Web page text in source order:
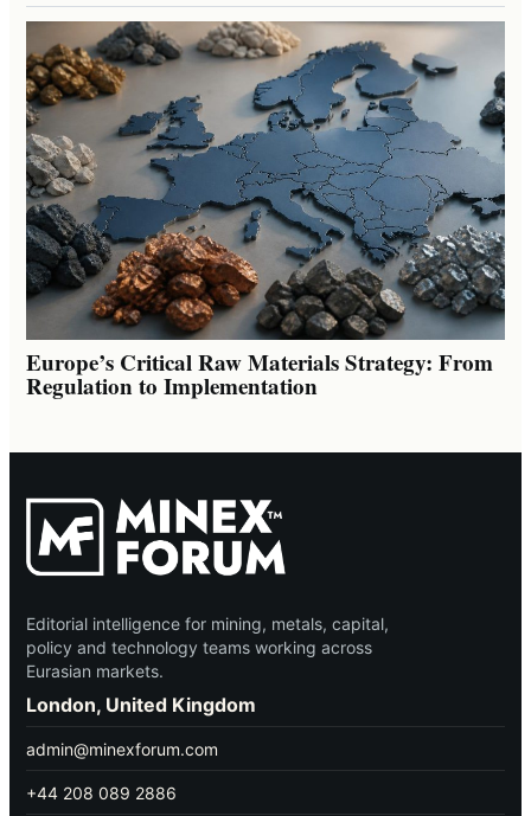
Europe’s Critical Raw Materials Strategy: From
Regulation to Implementation
Editorial intelligence for mining, metals, capital,
policy and technology teams working across
Eurasian markets.
London, United Kingdom
admin@minexforum.com
+44 208 089 2886